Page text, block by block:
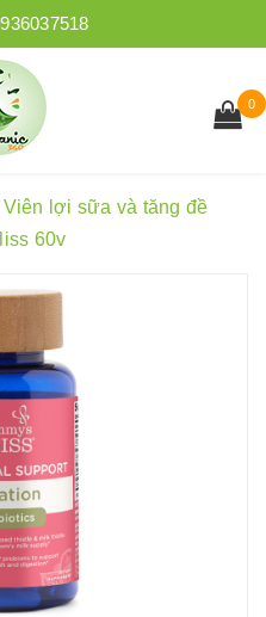
0
Viên lợi sữa và tăng đề
60v